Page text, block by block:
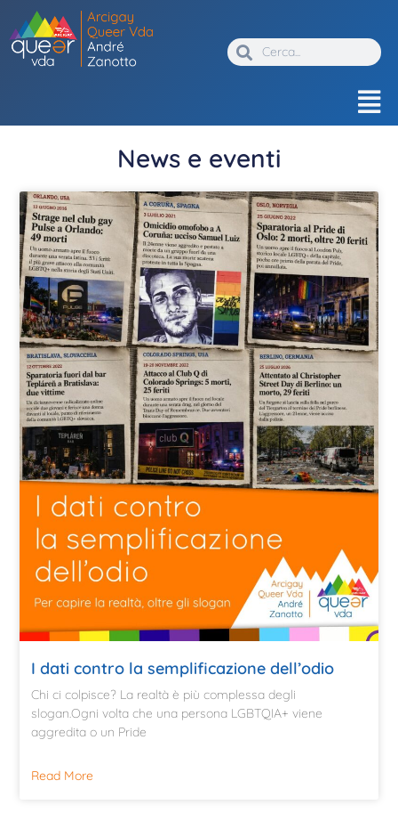
News e eventi
I dati contro la semplificazione dell’odio
Chi ci colpisce? La realtà è più complessa degli
slogan.Ogni volta che una persona LGBTQIA+ viene
aggredita o un Pride
Read More